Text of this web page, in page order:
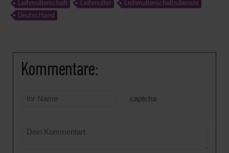
Leihmutterschaft Leihmutter
Leihmutterschaftsdienste
Deutschland
Kommentare:
captcha